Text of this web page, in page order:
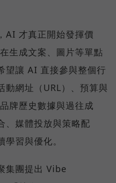
AI 才真正開始發揮價
生成文案、圖片等單點
望讓 AI 直接參與整個行
動網址（URL）、預算與
牌歷史數據與過往成
、媒體投放與策略配
習與優化。
集團提出 Vibe